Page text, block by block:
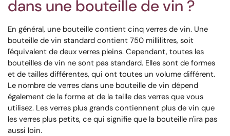
dans une bouteille de vin ?
En général, une bouteille contient cinq verres de vin. Une
bouteille de vin standard contient 750 millilitres, soit
l'équivalent de deux verres pleins. Cependant, toutes les
bouteilles de vin ne sont pas standard. Elles sont de formes
et de tailles différentes, qui ont toutes un volume différent.
Le nombre de verres dans une bouteille de vin dépend
également de la forme et de la taille des verres que vous
utilisez. Les verres plus grands contiennent plus de vin que
les verres plus petits, ce qui signifie que la bouteille n'ira pas
aussi loin.